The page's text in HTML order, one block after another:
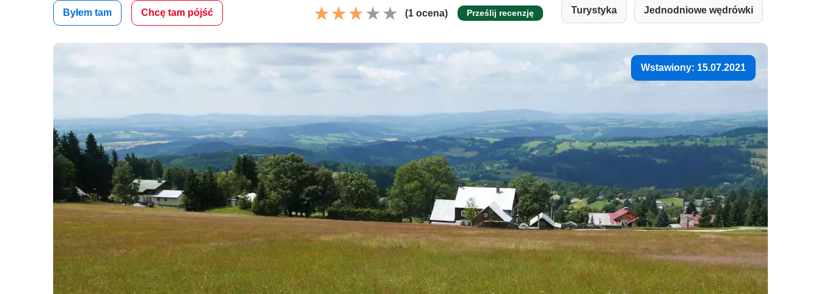
Byłem tam Chcę tam pójść (1 ocena) Prześlij recenzję Turystyka Jednodniowe wędrówki
Wstawiony: 15.07.2021